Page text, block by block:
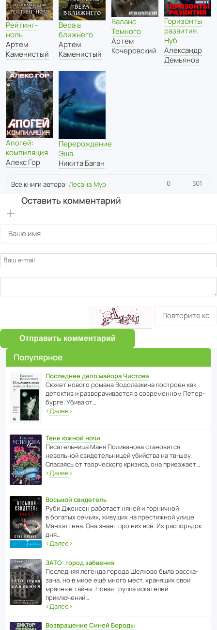
Рейтинг-
ноль
Артем
Каменистый
Вера в
ближнего
Артем
Каменистый
Баланс
Темного
Артем
Кочеровский
Горизонты
развития.
Нуб
Александр
Демьянов
Апогей:
компиляция
Алекс Гор
Перерождение
Эша
Никита Баган
Все книги автора: Лесана Мур 0 301
Оставить комментарий
Отправить комментарий
Популярное
Последнее дело майора Чистова
Сюжет нового романа Водо­ла­з­кина пост­роен как
дете­ктив и разво­ра­чи­ва­ется в совре­менном Пете­р­
бурге. Убивают…
‹Далее›
Тени южной ночи
Писа­тель­ница Маня Поли­ва­нова стано­вится
невольной свиде­тель­ницей убийства на тв-шоу.
Спасаясь от твор­че­с­кого кризиса, она приезжает…
‹Далее›
Восьмой свидетель
Руби Джонсон рабо­тает няней и горни­чной
в богатых семьях, живущих на прес­ти­жной улице
Манх­эт­тена. Она знает про них всё. Их распо­рядок
дня…
‹Далее›
ЗАТО: город забвения
После­дняя легенда города Шелково была расска­
зана, но в мире ещё много мест, хранящих свои
мрачные тайны. Новая группа иска­телей
приключений…
‹Далее›
Возвращение Синей Бороды